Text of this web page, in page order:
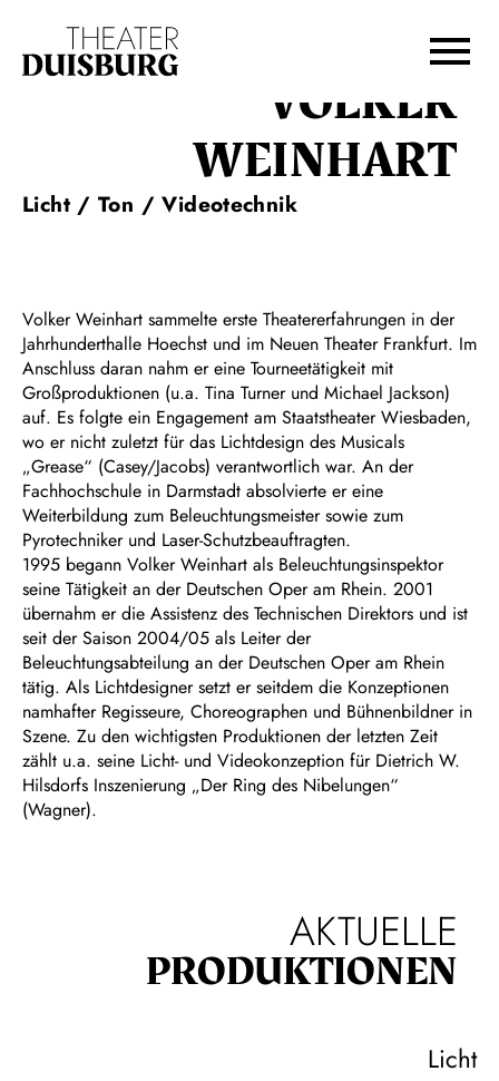
Zur Hauptnavigation springen
Zum Footer springen
VOLKER
WEINHART
Licht / Ton / Videotechnik
Volker Weinhart sammelte erste Theatererfahrungen in der
Jahrhunderthalle Hoechst und im Neuen Theater Frankfurt. Im
Anschluss daran nahm er eine Tourneetätigkeit mit
Großproduktionen (u.a. Tina Turner und Michael Jackson)
auf. Es folgte ein Engagement am Staatstheater Wiesbaden,
wo er nicht zuletzt für das Lichtdesign des Musicals
„Grease“ (Casey/Jacobs) verantwortlich war. An der
Fachhochschule in Darmstadt absolvierte er eine
Weiterbildung zum Beleuchtungsmeister sowie zum
Pyrotechniker und Laser-Schutzbeauftragten.
1995 begann Volker Weinhart als Beleuchtungsinspektor
seine Tätigkeit an der Deutschen Oper am Rhein. 2001
übernahm er die Assistenz des Technischen Direktors und ist
seit der Saison 2004/05 als Leiter der
Beleuchtungsabteilung an der Deutschen Oper am Rhein
tätig. Als Lichtdesigner setzt er seitdem die Konzeptionen
namhafter Regisseure, Choreographen und Bühnenbildner in
Szene. Zu den wichtigsten Produktionen der letzten Zeit
zählt u.a. seine Licht- und Videokonzeption für Dietrich W.
Hilsdorfs Inszenierung „Der Ring des Nibelungen“
(Wagner).
AKTUELLE
PRODUKTIONEN
Licht